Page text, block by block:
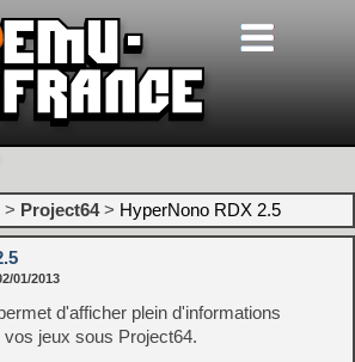
> Project64> HyperNono RDX 2.5
01/2013
d'afficher plein d'informations
jeux sous Project64.